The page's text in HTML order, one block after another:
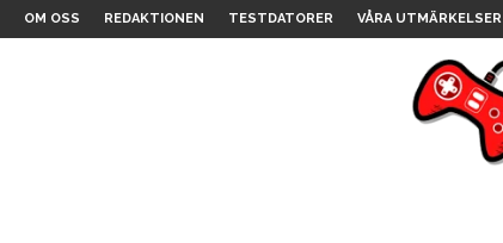
OM OSS REDAKTIONEN TESTDATORER VÅRA UTMÄRKELSER